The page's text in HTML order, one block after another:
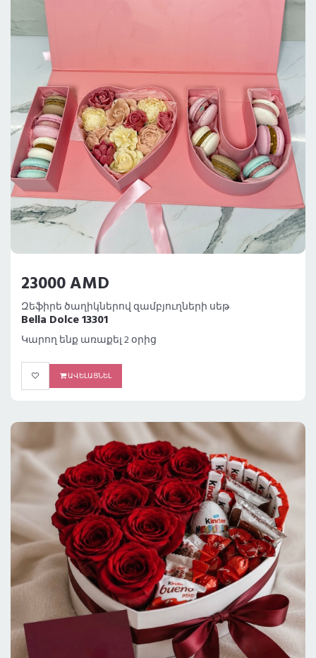
23000 AMD
Զեֆիրե ծաղիկներով զամբյուղների սեթ
Bella Dolce 13301
Կարող ենք առաքել 2 օրից
ԱՎԵԼԱՑՆԵԼ